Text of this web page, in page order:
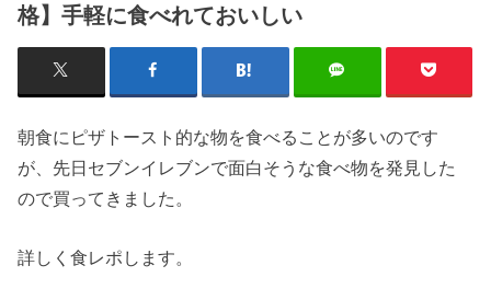
格】手軽に食べれておいしい
朝食にピザトースト的な物を食べることが多いのです
が、先日セブンイレブンで面白そうな食べ物を発見した
ので買ってきました。
詳しく食レポします。